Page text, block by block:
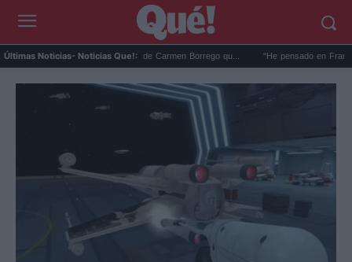
Últimas Noticias- Noticias Que!:
en la playa de Málaga de Carmen Borrego qu... "He pensado en Franco": El